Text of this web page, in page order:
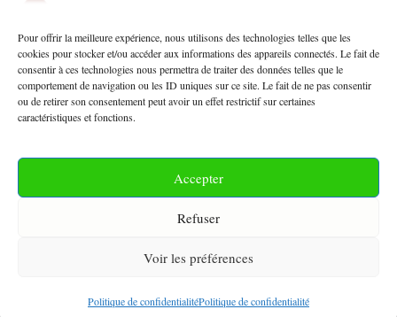
Pour offrir la meilleure expérience, nous utilisons des technologies telles que les
cookies pour stocker et/ou accéder aux informations des appareils connectés. Le fait de
consentir à ces technologies nous permettra de traiter des données telles que le
comportement de navigation ou les ID uniques sur ce site. Le fait de ne pas consentir
ou de retirer son consentement peut avoir un effet restrictif sur certaines
caractéristiques et fonctions.
Accepter
Refuser
Voir les préférences
Politique de confidentialitéPolitique de confidentialité
Finaldées EURL
Siège social : 13 avenue Boudon, 75016, Paris
Nous contacter
Conditions Générales de Vente
Politique de Confidentialité
© 2026 Asie21• Construit avecGeneratePress